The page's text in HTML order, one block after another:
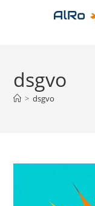
dsgvo
> dsgvo